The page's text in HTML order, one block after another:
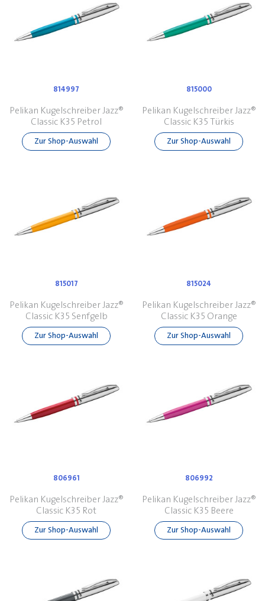
814997
Pelikan Kugelschreiber Jazz®
Classic K35 Petrol
Zur Shop-Auswahl
815000
Pelikan Kugelschreiber Jazz®
Classic K35 Türkis
Zur Shop-Auswahl
815017
Pelikan Kugelschreiber Jazz®
Classic K35 Senfgelb
Zur Shop-Auswahl
815024
Pelikan Kugelschreiber Jazz®
Classic K35 Orange
Zur Shop-Auswahl
806961
Pelikan Kugelschreiber Jazz®
Classic K35 Rot
Zur Shop-Auswahl
806992
Pelikan Kugelschreiber Jazz®
Classic K35 Beere
Zur Shop-Auswahl